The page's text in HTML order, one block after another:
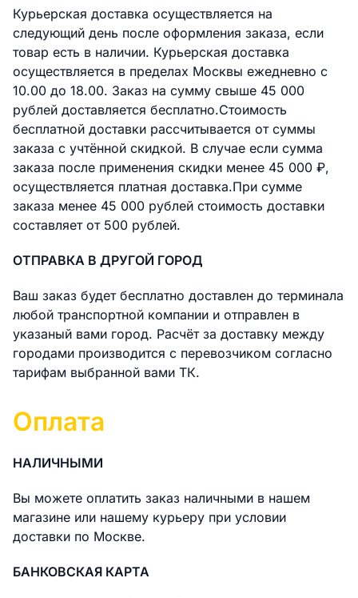
Курьерская доставка осуществляется на
следующий день после оформления заказа, если
товар есть в наличии. Курьерская доставка
осуществляется в пределах Москвы ежедневно с
10.00 до 18.00. Заказ на сумму свыше 45 000
рублей доставляется бесплатно.Стоимость
бесплатной доставки раcсчитывается от суммы
заказа с учтённой скидкой. В случае если сумма
заказа после применения скидки менее 45 000 ₽,
осуществляется платная доставка.При сумме
заказа менее 45 000 рублей стоимость доставки
составляет от 500 рублей.
ОТПРАВКА В ДРУГОЙ ГОРОД
Ваш заказ будет бесплатно доставлен до терминала
любой транспортной компании и отправлен в
указаный вами город. Расчёт за доставку между
городами производится с перевозчиком согласно
тарифам выбранной вами ТК.
Оплата
НАЛИЧНЫМИ
Вы можете оплатить заказ наличными в нашем
магазине или нашему курьеру при условии
доставки по Москве.
БАНКОВСКАЯ КАРТА